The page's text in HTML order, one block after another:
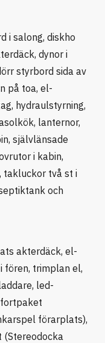
i salong, diskho
dynor i
styrbord sida av
på toa, el-
hydraulstyrning,
lanternor,
självlänsade
i kabin,
två st i
och
akterdäck, el-
fören, trimplan el,
led-
förarplats),
(Stereodocka